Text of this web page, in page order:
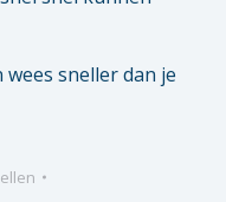
sneller dan je